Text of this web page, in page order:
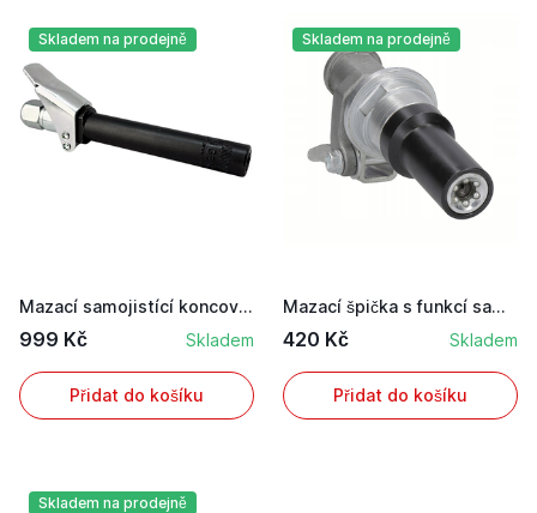
Skladem na prodejně
Mazací samojistící koncovka Mato v prodloužené ...
999 Kč Skladem
Přidat do košíku
Skladem na prodejně
Mazací špička s funkcí samo držení pro mazací l...
420 Kč Skladem
Přidat do košíku
Skladem na prodejně